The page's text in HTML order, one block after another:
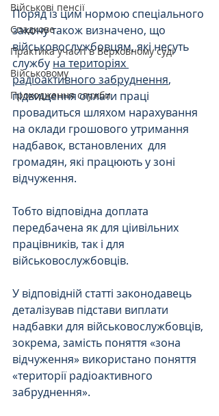
Військові пенсії
Спадкове
Практика участі в Верховному суді
Військовому
Проходження служби
Поряд із цим нормою спеціального
закону також визначено, що
військовослужбовцям, які несуть
службу на територіях
радіоактивного забруднення,
підвищення оплати праці
провадиться шляхом нарахування
на оклади грошового утримання
надбавок, встановлених  для
громадян, які працюють у зоні
відчуження.
Тобто відповідна доплата
передбачена як для ціивільних
працівників, так і для
військовослужбовців.
У відповідній статті законодавець
деталізував підстави виплати
надбавки для військовослужбовців,
зокрема, замість поняття «зона
відчуження» використано поняття
«території радіоактивного
забруднення».